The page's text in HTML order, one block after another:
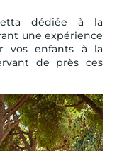
dédiée à la
une expérience
vos enfants à la
de près ces